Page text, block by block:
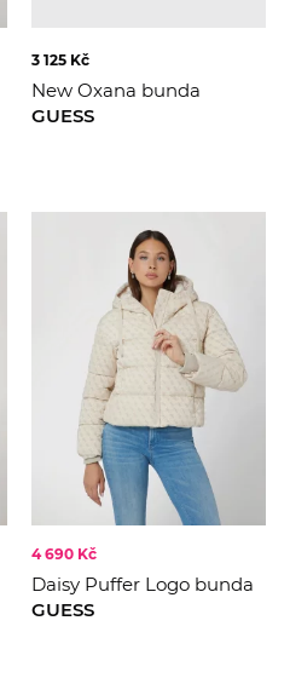
3 125 Kč
New Oxana bunda
GUESS
4 690 Kč
Daisy Puffer Logo bunda
GUESS